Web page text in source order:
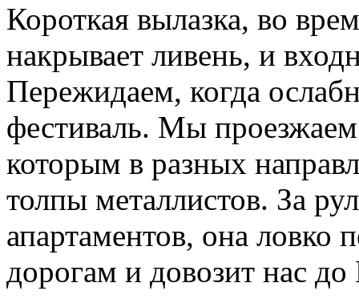
Короткая вылазка, во
накрывает ливень, и
Пережидаем, когда
фестиваль. Мы
которым в разных
толпы металлистов. За
апартаментов, она ловко
дорогам и довозит нас